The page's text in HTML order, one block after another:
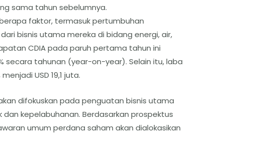
sama tahun sebelumnya.
faktor, termasuk pertumbuhan
bisnis utama mereka di bidang energi, air,
CDIA pada paruh pertama tahun ini
secara tahunan (year-on-year). Selain itu, laba
USD 19,1 juta.
difokuskan pada penguatan bisnis utama
kepelabuhanan. Berdasarkan prospektus
umum perdana saham akan dialokasikan